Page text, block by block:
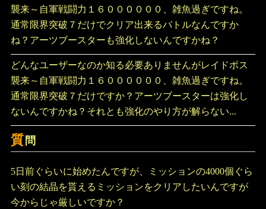
襲来～自軍戦闘力１６００００００、雑魚過ぎですね。
通常限界突破７だけでクリア出来るバトルなんですか
ね？アーツブースターも強化しないんですかね？
どんなユーザーなのか知る必要ありませんがレイドボス
襲来～自軍戦闘力１６００００００、雑魚過ぎですね。
通常限界突破７だけですか？アーツブースターは強化し
ないんですかね？それとも強化のやり方が解らない...
質 問
5日前ぐらいに始めたんですが、ミッションの4000個ぐら
い刻の結晶を貰えるミッションをクリアしたいんですが
今からじゃ厳しいですか？